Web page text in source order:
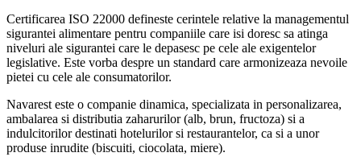
Certificarea ISO 22000 defineste cerintele relative la managementul
sigurantei alimentare pentru companiile care isi doresc sa atinga
niveluri ale sigurantei care le depasesc pe cele ale exigentelor
legislative. Este vorba despre un standard care armonizeaza nevoile
pietei cu cele ale consumatorilor.
Navarest este o companie dinamica, specializata in personalizarea,
ambalarea si distributia zaharurilor (alb, brun, fructoza) si a
indulcitorilor destinati hotelurilor si restaurantelor, ca si a unor
produse inrudite (biscuiti, ciocolata, miere).